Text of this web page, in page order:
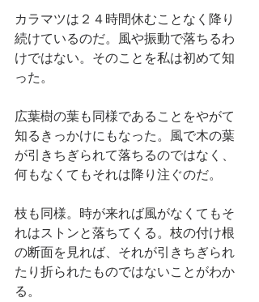
カラマツは２４時間休むことなく降り
続けているのだ。風や振動で落ちるわ
けではない。そのことを私は初めて知
った。
広葉樹の葉も同様であることをやがて
知るきっかけにもなった。風で木の葉
が引きちぎられて落ちるのではなく、
何もなくてもそれは降り注ぐのだ。
枝も同様。時が来れば風がなくてもそ
れはストンと落ちてくる。枝の付け根
の断面を見れば、それが引きちぎられ
たり折られたものではないことがわか
る。